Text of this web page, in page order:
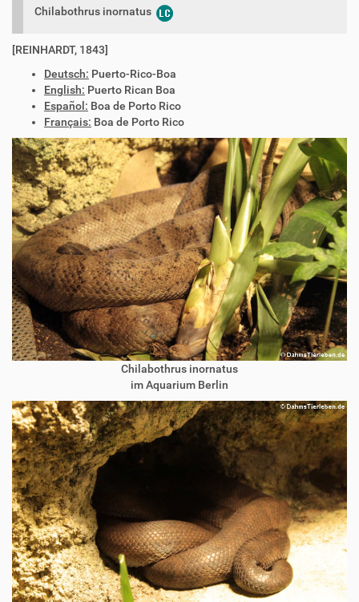
Chilabothrus inornatus
[REINHARDT, 1843]
Deutsch: Puerto-Rico-Boa
English: Puerto Rican Boa
Español: Boa de Porto Rico
Français: Boa de Porto Rico
Chilabothrus inornatus
im Aquarium Berlin